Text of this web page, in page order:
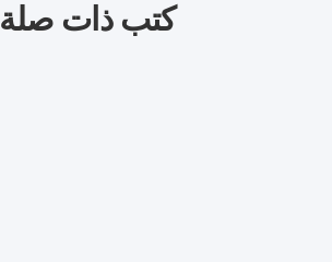
كتب ذات صلة